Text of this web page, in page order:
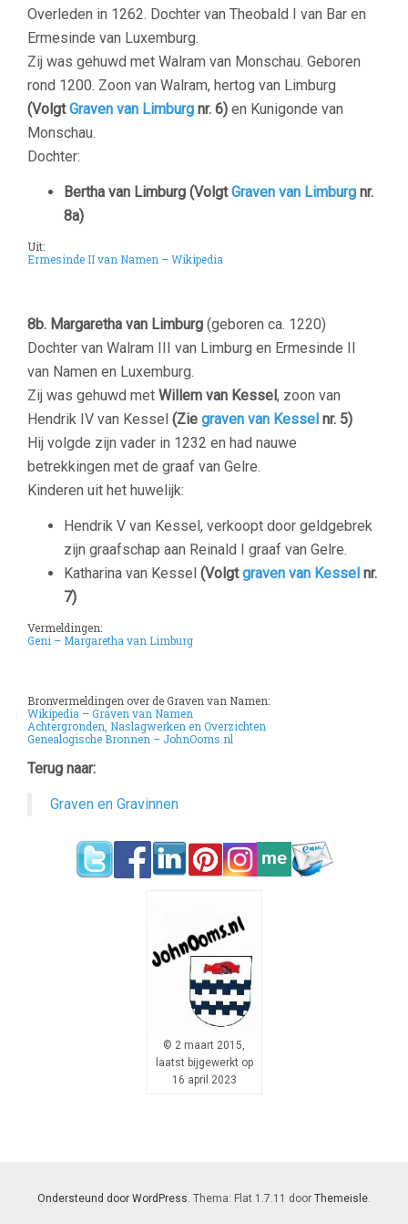
Overleden in 1262. Dochter van Theobald I van Bar en
Ermesinde van Luxemburg.
Zij was gehuwd met Walram van Monschau. Geboren
rond 1200. Zoon van Walram, hertog van Limburg
(VolgtGraven van Limburg nr. 6) en Kunigonde van
Monschau.
Dochter:
Bertha van Limburg (VolgtGraven van Limburg nr.
8a)
Uit:
Ermesinde II van Namen – Wikipedia
8b. Margaretha van Limburg (geboren ca. 1220)
Dochter van Walram III van Limburg en Ermesinde II
van Namen en Luxemburg.
Zij was gehuwd met Willem van Kessel, zoon van
Hendrik IV van Kessel (Zie graven van Kessel nr. 5)
Hij volgde zijn vader in 1232 en had nauwe
betrekkingen met de graaf van Gelre.
Kinderen uit het huwelijk:
Hendrik V van Kessel, verkoopt door geldgebrek
zijn graafschap aan Reinald I graaf van Gelre.
Katharina van Kessel (Volgtgraven van Kessel nr.
7)
Vermeldingen:
Geni – Margaretha van Limburg
Bronvermeldingen over de Graven van Namen:
Wikipedia – Graven van Namen
Achtergronden, Naslagwerken en Overzichten
Genealogische Bronnen – JohnOoms.nl
Terug naar:
Graven en Gravinnen
© 2 maart 2015,
laatst bijgewerkt op
16 april 2023
Ondersteund door WordPress. Thema: Flat 1.7.11 door Themeisle.